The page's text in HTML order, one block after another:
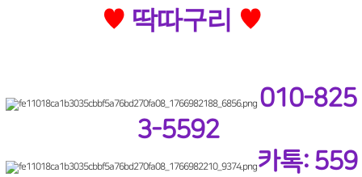
♥ 딱따구리 ♥
010-825
3-5592
카톡: 559